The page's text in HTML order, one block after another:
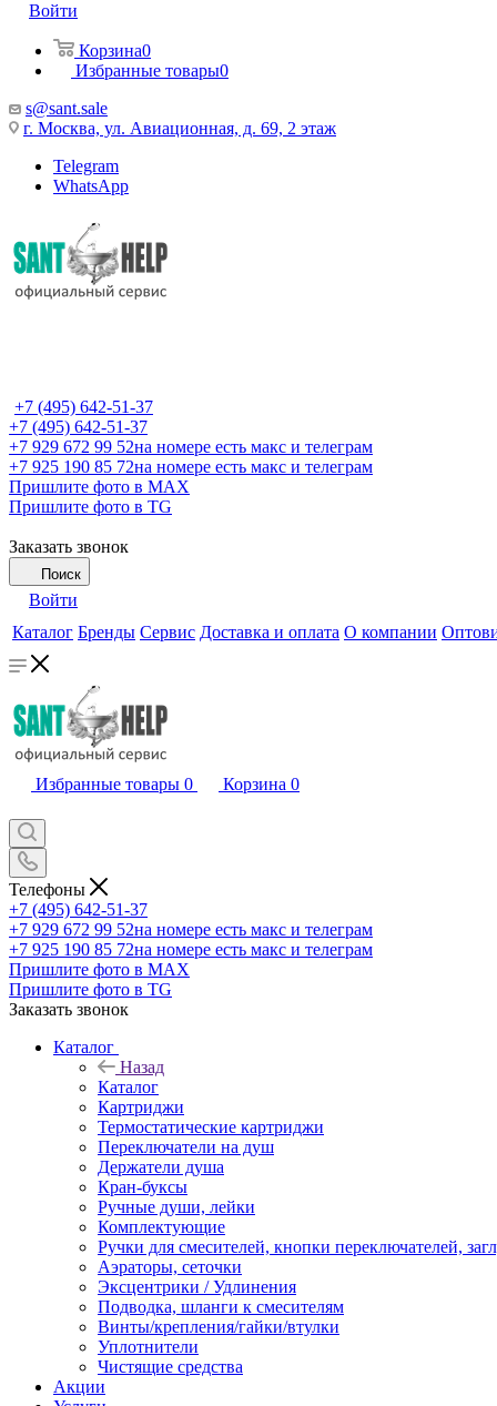
Войти
Корзина0
Избранные товары0
s@sant.sale
г. Москва, ул. Авиационная, д. 69, 2 этаж
Telegram
WhatsApp
+7 (495) 642-51-37
+7 (495) 642-51-37
+7 929 672 99 52на номере есть макс и телеграм
+7 925 190 85 72на номере есть макс и телеграм
Пришлите фото в MAX
Пришлите фото в TG
Заказать звонок
Поиск
Войти
Каталог Бренды Сервис Доставка и оплата О компании
Избранные товары 0 Корзина 0
Телефоны
+7 (495) 642-51-37
+7 929 672 99 52на номере есть макс и телеграм
+7 925 190 85 72на номере есть макс и телеграм
Пришлите фото в MAX
Пришлите фото в TG
Заказать звонок
Каталог
Назад
Каталог
Картриджи
Термостатические картриджи
Переключатели на душ
Держатели душа
Кран-буксы
Ручные души, лейки
Комплектующие
Ручки для смесителей, кнопки переключателей,
Аэраторы, сеточки
Эксцентрики / Удлинения
Подводка, шланги к смесителям
Винты/крепления/гайки/втулки
Уплотнители
Чистящие средства
Акции